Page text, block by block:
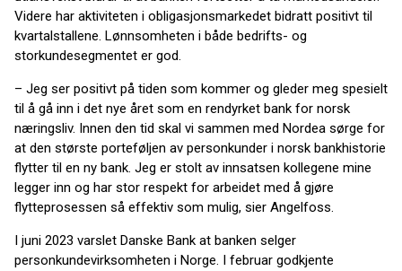
Videre har aktiviteten i obligasjonsmarkedet bidratt positivt til
kvartalstallene. Lønnsomheten i både bedrifts- og
storkundesegmentet er god.
– Jeg ser positivt på tiden som kommer og gleder meg spesielt
til å gå inn i det nye året som en rendyrket bank for norsk
næringsliv. Innen den tid skal vi sammen med Nordea sørge for
at den største porteføljen av personkunder i norsk bankhistorie
flytter til en ny bank. Jeg er stolt av innsatsen kollegene mine
legger inn og har stor respekt for arbeidet med å gjøre
flytteprosessen så effektiv som mulig, sier Angelfoss.
I juni 2023 varslet Danske Bank at banken selger
personkundevirksomheten i Norge. I februar godkjente